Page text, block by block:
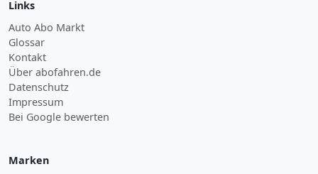
Links
Auto Abo Markt
Glossar
Kontakt
Über abofahren.de
Datenschutz
Impressum
Bei Google bewerten
Marken